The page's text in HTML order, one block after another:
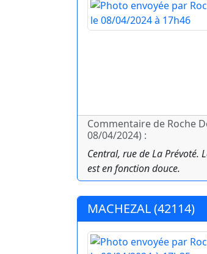
Commentaire de Roche
08/04/2024) :
Central, rue de La Prévoté.
est en fonction douce.
MACHEZAL (42114)